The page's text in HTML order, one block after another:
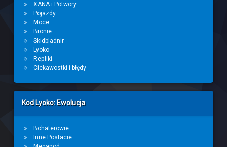
XANA i Potwory
Pojazdy
Moce
Bronie
Skidbladnir
Lyoko
Repliki
Ciekawostki i błędy
Kod Lyoko: Ewolucja
Bohaterowie
Inne Postacie